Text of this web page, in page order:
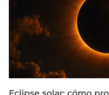
Eclipse solar: cómo